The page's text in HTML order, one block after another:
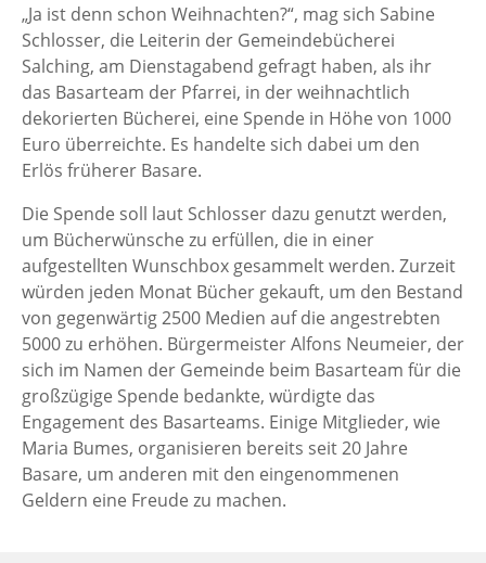
„Ja ist denn schon Weihnachten?“, mag sich Sabine
Schlosser, die Leiterin der Gemeindebücherei
Salching, am Dienstagabend gefragt haben, als ihr
das Basarteam der Pfarrei, in der weihnachtlich
dekorierten Bücherei, eine Spende in Höhe von 1000
Euro überreichte. Es handelte sich dabei um den
Erlös früherer Basare.
Die Spende soll laut Schlosser dazu genutzt werden,
um Bücherwünsche zu erfüllen, die in einer
aufgestellten Wunschbox gesammelt werden. Zurzeit
würden jeden Monat Bücher gekauft, um den Bestand
von gegenwärtig 2500 Medien auf die angestrebten
5000 zu erhöhen. Bürgermeister Alfons Neumeier, der
sich im Namen der Gemeinde beim Basarteam für die
großzügige Spende bedankte, würdigte das
Engagement des Basarteams. Einige Mitglieder, wie
Maria Bumes, organisieren bereits seit 20 Jahre
Basare, um anderen mit den eingenommenen
Geldern eine Freude zu machen.